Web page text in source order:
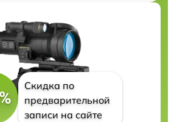
Скидка по
предварительной
записи на сайте